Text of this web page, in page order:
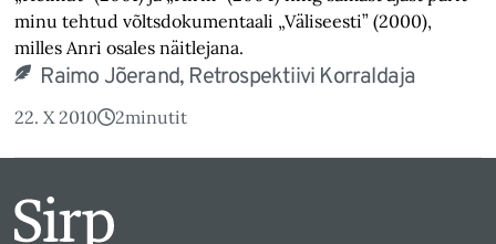
minu tehtud võltsdokumentaali „Väliseesti” (2000),
milles Anri osales näitlejana.
Raimo Jõerand, Retrospektiivi Korraldaja
22. X 2010 2minutit